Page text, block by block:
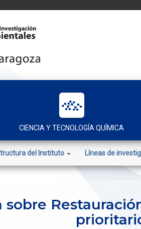
CIENCIA Y TECNOLOGÍA QUÍMICA
del Instituto Líneas de
sobre